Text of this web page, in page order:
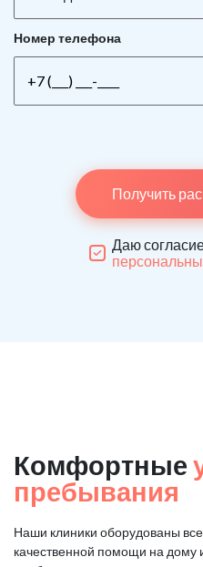
Номер телефона
Получить
Даю
Комфортные
пребывания
Наши клиники оборудованы
качественной помощи на дому